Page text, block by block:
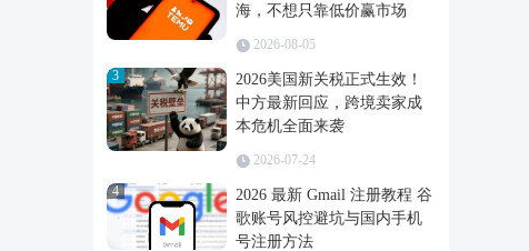
海，不想只靠低价赢市场
2026-08-05
3
2026美国新关税正式生效！
中方最新回应，跨境卖家成
本危机全面来袭
2026-07-24
4
2026 最新 Gmail 注册教程 谷
歌账号风控避坑与国内手机
号注册方法